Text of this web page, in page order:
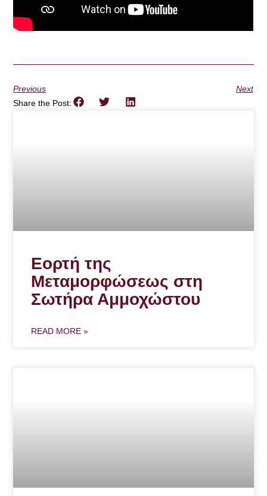
Previous
Next
Share the Post:
Εορτή της
Μεταμορφώσεως στη
Σωτήρα Αμμοχώστου
READ MORE »